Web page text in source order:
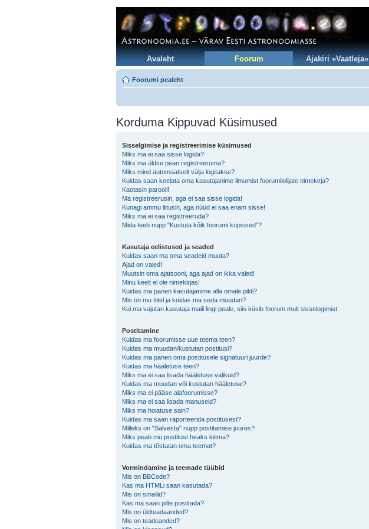
Avaleht Foorum Ajakiri «Vaatleja»
Foorumi pealeht
Korduma Kippuvad Küsimused
Sisselgimise ja registreerimise küsimused
Miks ma ei saa sisse logida?
Miks ma üldse pean registreeruma?
Miks mind automaatselt välja logitakse?
Kuidas saan keelata oma kasutajanime ilmumist foorumilolijate nimekirja?
Kaotasin parooli!
Ma registreerusin, aga ei saa sisse logida!
Kunagi ammu liitusin, aga nüüd ei saa enam sisse!
Miks ma ei saa registreeruda?
Mida teeb nupp "Kustuta kõik foorumi küpsised"?
Kasutaja eelistused ja seaded
Kuidas saan ma oma seadeid muuta?
Ajad on valed!
Muutsin oma ajatsooni, aga ajad on ikka valed!
Minu keelt ei ole nimekirjas!
Kuidas ma panen kasutajanime alla omale pildi?
Mis on mu tiitel ja kuidas ma seda muudan?
Kui ma vajutan kasutaja maili lingi peale, siis küsib foorum mult sisselogimist.
Postitamine
Kuidas ma foorumisse uue teema teen?
Kuidas ma muudan/kustutan postitusi?
Kuidas ma panen oma postitusele signatuuri juurde?
Kuidas ma hääletuse teen?
Miks ma ei saa lisada hääletuse valikuid?
Kuidas ma muudan või kustutan hääletuse?
Miks ma ei pääse alafoorumisse?
Miks ma ei saa lisada manuseid?
Miks ma hoiatuse sain?
Kuidas ma saan raporteerida postitusest?
Milleks on "Salvesta" nupp postitamise juures?
Miks peab mu postitust heaks kiitma?
Kuidas ma tõstatan oma teemat?
Vormindamine ja teemade tüübid
Mis on BBCode?
Kas ma HTMLi saan kasutada?
Mis on smailid?
Kas ma saan pilte postitada?
Mis on üldteadaanded?
Mis on teadeanded?